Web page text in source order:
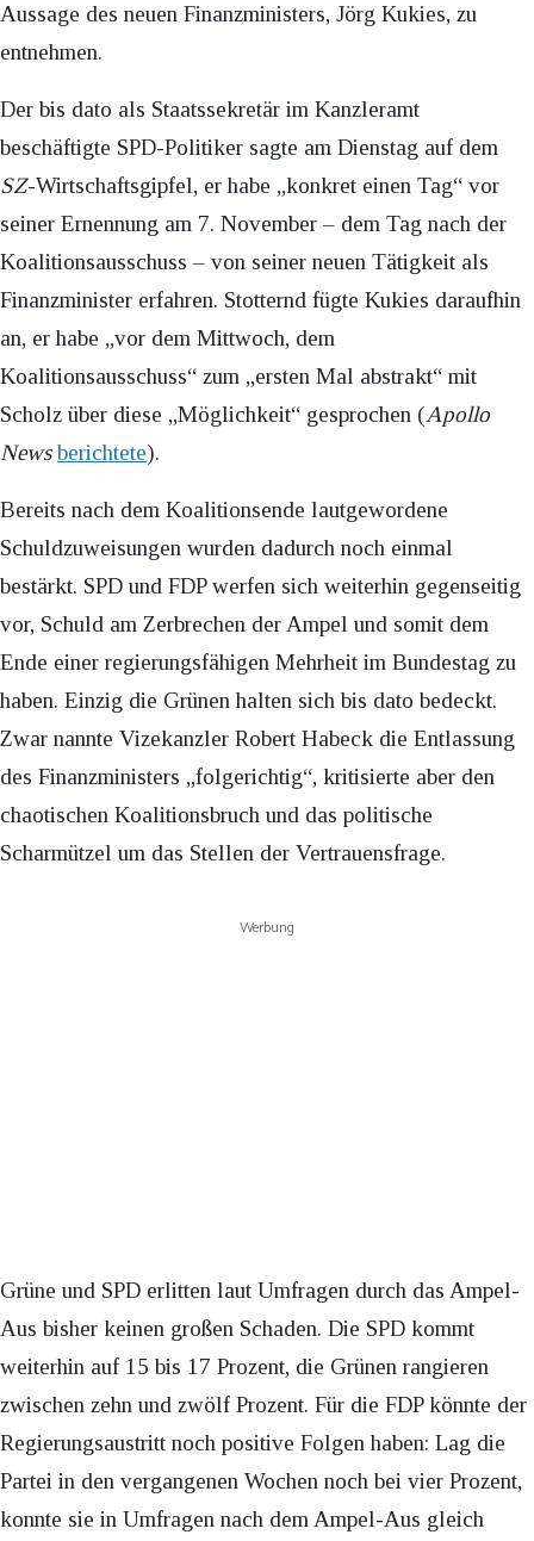
Aussage des neuen Finanzministers, Jörg Kukies, zu
entnehmen.
Der bis dato als Staatssekretär im Kanzleramt
beschäftigte SPD-Politiker sagte am Dienstag auf dem
SZ-Wirtschaftsgipfel, er habe „konkret einen Tag“ vor
seiner Ernennung am 7. November – dem Tag nach der
Koalitionsausschuss – von seiner neuen Tätigkeit als
Finanzminister erfahren. Stotternd fügte Kukies daraufhin
an, er habe „vor dem Mittwoch, dem
Koalitionsausschuss“ zum „ersten Mal abstrakt“ mit
Scholz über diese „Möglichkeit“ gesprochen (Apollo
News berichtete).
Bereits nach dem Koalitionsende lautgewordene
Schuldzuweisungen wurden dadurch noch einmal
bestärkt. SPD und FDP werfen sich weiterhin gegenseitig
vor, Schuld am Zerbrechen der Ampel und somit dem
Ende einer regierungsfähigen Mehrheit im Bundestag zu
haben. Einzig die Grünen halten sich bis dato bedeckt.
Zwar nannte Vizekanzler Robert Habeck die Entlassung
des Finanzministers „folgerichtig“, kritisierte aber den
chaotischen Koalitionsbruch und das politische
Scharmützel um das Stellen der Vertrauensfrage.
Werbung
Grüne und SPD erlitten laut Umfragen durch das Ampel-
Aus bisher keinen großen Schaden. Die SPD kommt
weiterhin auf 15 bis 17 Prozent, die Grünen rangieren
zwischen zehn und zwölf Prozent. Für die FDP könnte der
Regierungsaustritt noch positive Folgen haben: Lag die
Partei in den vergangenen Wochen noch bei vier Prozent,
konnte sie in Umfragen nach dem Ampel-Aus gleich